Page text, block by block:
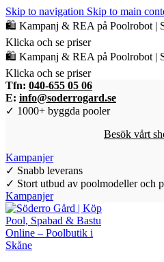
Skip to navigation Skip to main
🛍️ Kampanj & REA på Poolrobot |
Klicka och se priser
🛍️ Kampanj & REA på Poolrobot |
Klicka och se priser
Tfn: 040-655 05 06
E: info@soderrogard.se
✓ 1000+ byggda pooler
Besök vårt
Kampanjer
✓ Snabb leverans
✓ Stort utbud av poolmodeller och
Kampanjer